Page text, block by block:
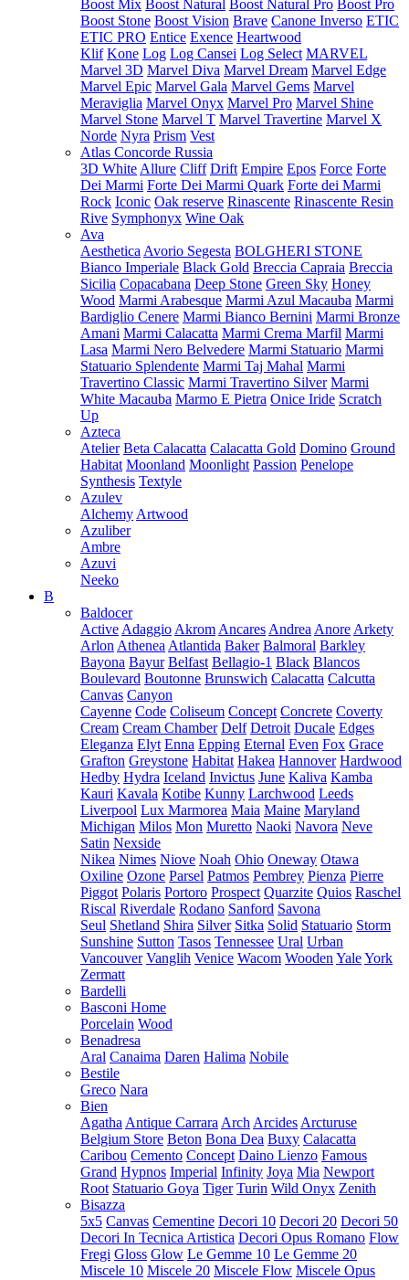
Boost Mix Boost Natural Boost Natural Pro Boost Pro
Boost Stone Boost Vision Brave Canone Inverso ETIC
ETIC PRO Entice Exence Heartwood
Klif Kone Log Log Cansei Log Select MARVEL
Marvel 3D Marvel Diva Marvel Dream Marvel Edge
Marvel Epic Marvel Gala Marvel Gems Marvel
Meraviglia Marvel Onyx Marvel Pro Marvel Shine
Marvel Stone Marvel T Marvel Travertine Marvel X
Norde Nyra Prism Vest
Atlas Concorde Russia
3D White Allure Cliff Drift Empire Epos Force Forte
Dei Marmi Forte Dei Marmi Quark Forte dei Marmi
Rock Iconic Oak reserve Rinascente Rinascente Resin
Rive Symphonyx Wine Oak
Ava
Aesthetica Avorio Segesta BOLGHERI STONE
Bianco Imperiale Black Gold Breccia Capraia Breccia
Sicilia Copacabana Deep Stone Green Sky Honey
Wood Marmi Arabesque Marmi Azul Macauba Marmi
Bardiglio Cenere Marmi Bianco Bernini Marmi Bronze
Amani Marmi Calacatta Marmi Crema Marfil Marmi
Lasa Marmi Nero Belvedere Marmi Statuario Marmi
Statuario Splendente Marmi Taj Mahal Marmi
Travertino Classic Marmi Travertino Silver Marmi
White Macauba Marmo E Pietra Onice Iride Scratch
Up
Azteca
Atelier Beta Calacatta Calacatta Gold Domino Ground
Habitat Moonland Moonlight Passion Penelope
Synthesis Textyle
Azulev
Alchemy Artwood
Azuliber
Ambre
Azuvi
Neeko
B
Baldocer
Active Adaggio Akrom Ancares Andrea Anore Arkety
Arlon Athenea Atlantida Baker Balmoral Barkley
Bayona Bayur Belfast Bellagio-1 Black Blancos
Boulevard Boutonne Brunswich Calacatta Calcutta
Canvas Canyon
Cayenne Code Coliseum Concept Concrete Coverty
Cream Cream Chamber Delf Detroit Ducale Edges
Eleganza Elyt Enna Epping Eternal Even Fox Grace
Grafton Greystone Habitat Hakea Hannover Hardwood
Hedby Hydra Iceland Invictus June Kaliva Kamba
Kauri Kavala Kotibe Kunny Larchwood Leeds
Liverpool Lux Marmorea Maia Maine Maryland
Michigan Milos Mon Muretto Naoki Navora Neve
Satin Nexside
Nikea Nimes Niove Noah Ohio Oneway Otawa
Oxiline Ozone Parsel Patmos Pembrey Pienza Pierre
Piggot Polaris Portoro Prospect Quarzite Quios Raschel
Riscal Riverdale Rodano Sanford Savona
Seul Shetland Shira Silver Sitka Solid Statuario Storm
Sunshine Sutton Tasos Tennessee Ural Urban
Vancouver Vanglih Venice Wacom Wooden YaleYork
Zermatt
Bardelli
Basconi Home
Porcelain Wood
Benadresa
Aral Canaima Daren Halima Nobile
Bestile
Greco Nara
Bien
Agatha Antique Carrara Arch Arcides Arcturuse
Belgium Store Beton Bona Dea Buxy Calacatta
Caribou Cemento Concept Daino Lienzo Famous
Grand Hypnos Imperial Infinity Joya Mia Newport
Root Statuario Goya Tiger Turin Wild Onyx Zenith
Bisazza
5x5 Canvas Cementine Decori 10 Decori 20 Decori 50
Decori In Tecnica Artistica Decori Opus Romano Flow
Fregi Gloss Glow Le Gemme 10 Le Gemme 20
Miscele 10 Miscele 20 Miscele Flow Miscele Opus